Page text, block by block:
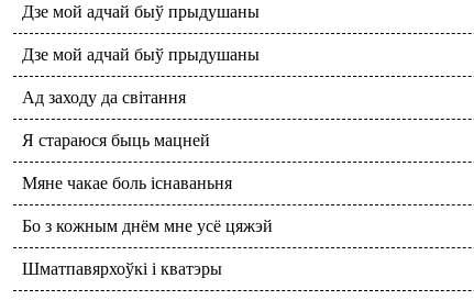
Дзе мой адчай быў прыдушаны
Дзе мой адчай быў прыдушаны
Ад заходу да світання
Я стараюся быць мацней
Мяне чакае боль існаваньня
Бо з кожным днём мне усё цяжэй
Шматпавярхоўкі і кватэры